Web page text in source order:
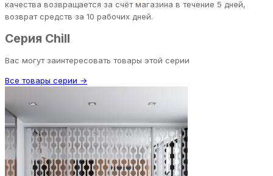
качества возвращается за счёт магазина в течение 5 дней,
возврат средств за 10 рабочих дней.
Серия Chill
Вас могут заинтересовать товары этой серии
Все товары серии →